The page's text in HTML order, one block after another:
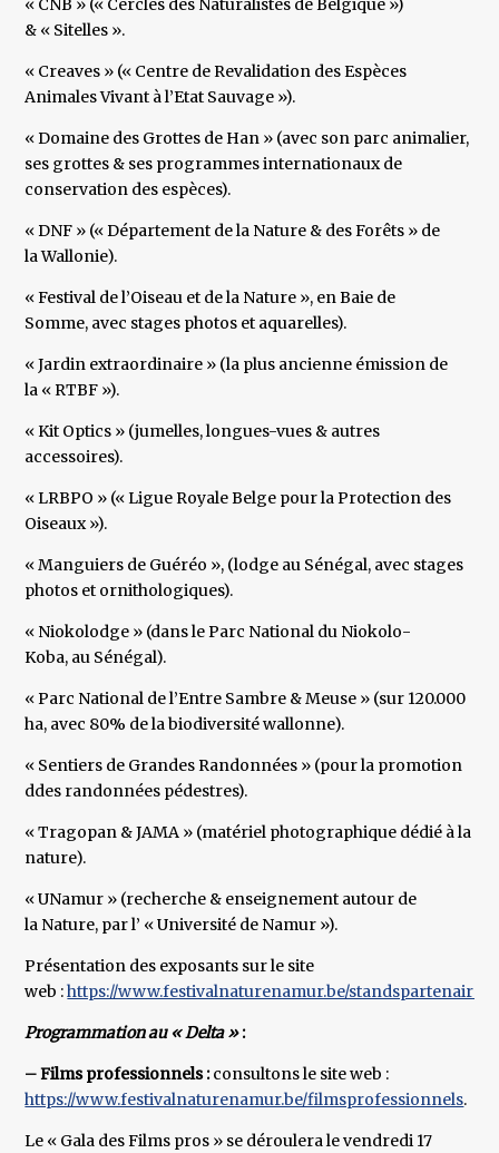
« CNB » (« Cercles des Naturalistes de Belgique »)
& « Sitelles ».
« Creaves » (« Centre de Revalidation des Espèces
Animales Vivant à l’Etat Sauvage »).
« Domaine des Grottes de Han » (avec son parc animalier,
ses grottes & ses programmes internationaux de
conservation des espèces).
« DNF » (« Département de la Nature & des Forêts » de
la Wallonie).
« Festival de l’Oiseau et de la Nature », en Baie de
Somme, avec stages photos et aquarelles).
« Jardin extraordinaire » (la plus ancienne émission de
la « RTBF »).
« Kit Optics » (jumelles, longues-vues & autres
accessoires).
« LRBPO » (« Ligue Royale Belge pour la Protection des
Oiseaux »).
« Manguiers de Guéréo », (lodge au Sénégal, avec stages
photos et ornithologiques).
« Niokolodge » (dans le Parc National du Niokolo-
Koba, au Sénégal).
« Parc National de l’Entre Sambre & Meuse » (sur 120.000
ha, avec 80% de la biodiversité wallonne).
« Sentiers de Grandes Randonnées » (pour la promotion
ddes randonnées pédestres).
« Tragopan & JAMA » (matériel photographique dédié à la
nature).
« UNamur » (recherche & enseignement autour de
la Nature, par l’ « Université de Namur »).
Présentation des exposants sur le site
web :https://www.festivalnaturenamur.be/
Programmation au « Delta »:
– Films professionnels :consultons le site web :
https://www.festivalnaturenamur.be/filmsprofessionnels.
Le « Gala des Films pros » se déroulera le vendredi 17